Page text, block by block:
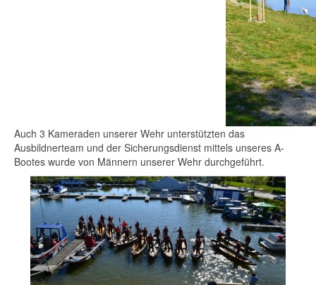
Auch 3 Kameraden unserer Wehr unterstützten das
Ausbildnerteam und der Sicherungsdienst mittels unseres A-
Bootes wurde von Männern unserer Wehr durchgeführt.